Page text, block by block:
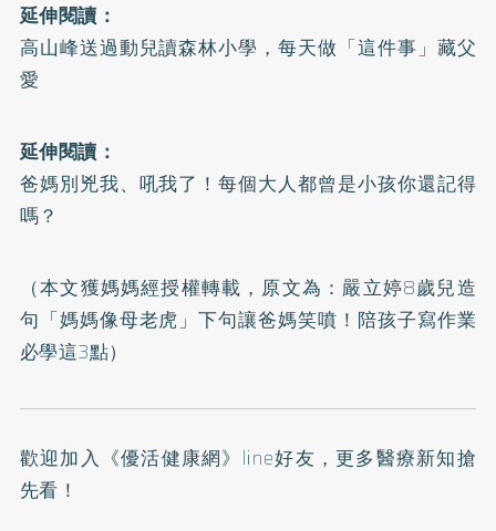
延伸閱讀：
高山峰送過動兒讀森林小學，每天做「這件事」藏父
愛
延伸閱讀：
爸媽別兇我、吼我了！每個大人都曾是小孩你還記得
嗎？
（本文獲媽媽經授權轉載，原文為：嚴立婷8歲兒造
句「媽媽像母老虎」下句讓爸媽笑噴！陪孩子寫作業
必學這3點）
歡迎加入 《優活健康網》line好友 ，更多醫療新知搶
先看！